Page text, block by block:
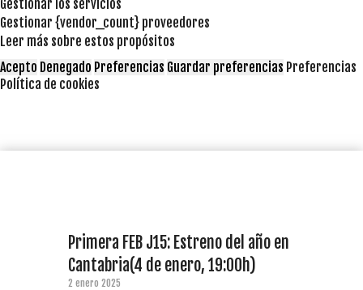
Gestionar los servicios
Gestionar {vendor_count} proveedores
Leer más sobre estos propósitos
Acepto Denegado Preferencias Guardar preferencias Preferencias
Política de cookies
Primera FEB J15: Estreno del año en
Cantabria(4 de enero, 19:00h)
2 enero 2025